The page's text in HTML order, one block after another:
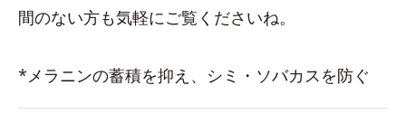
間のない方も気軽にご覧くださいね。
*メラニンの蓄積を抑え、シミ・ソバカスを防ぐ